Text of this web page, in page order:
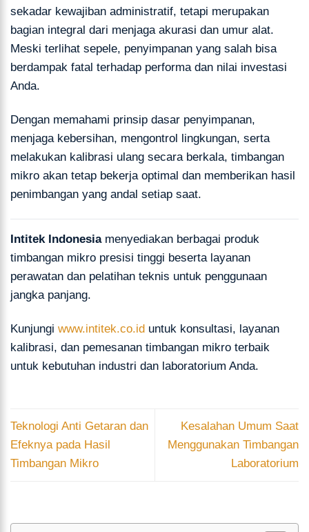
sekadar kewajiban administratif, tetapi merupakan
bagian integral dari menjaga akurasi dan umur alat.
Meski terlihat sepele, penyimpanan yang salah bisa
berdampak fatal terhadap performa dan nilai investasi
Anda.
Dengan memahami prinsip dasar penyimpanan,
menjaga kebersihan, mengontrol lingkungan, serta
melakukan kalibrasi ulang secara berkala, timbangan
mikro akan tetap bekerja optimal dan memberikan hasil
penimbangan yang andal setiap saat.
Intitek Indonesiamenyediakan berbagai produk
timbangan mikro presisi tinggi beserta layanan
perawatan dan pelatihan teknis untuk penggunaan
jangka panjang.
Kunjungi www.intitek.co.id untuk konsultasi, layanan
kalibrasi, dan pemesanan timbangan mikro terbaik
untuk kebutuhan industri dan laboratorium Anda.
Teknologi Anti Getaran dan
Efeknya pada Hasil
Timbangan Mikro
Kesalahan Umum Saat
Menggunakan Timbangan
Laboratorium